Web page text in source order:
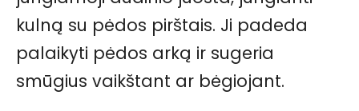
kulną su pėdos pirštais. Ji padeda
palaikyti pėdos arką ir sugeria
smūgius vaikštant ar bėgiojant.